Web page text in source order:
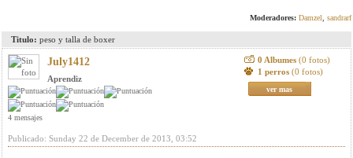
Moderadores: Damzel sandrarf
Titulo: peso y talla de boxer
July1412
Aprendiz
4 mensajes
0 Albumes (0 fotos)
1 perros (0 fotos)
ver mas
Publicado: Sunday 22 de December de 2013, 03:52